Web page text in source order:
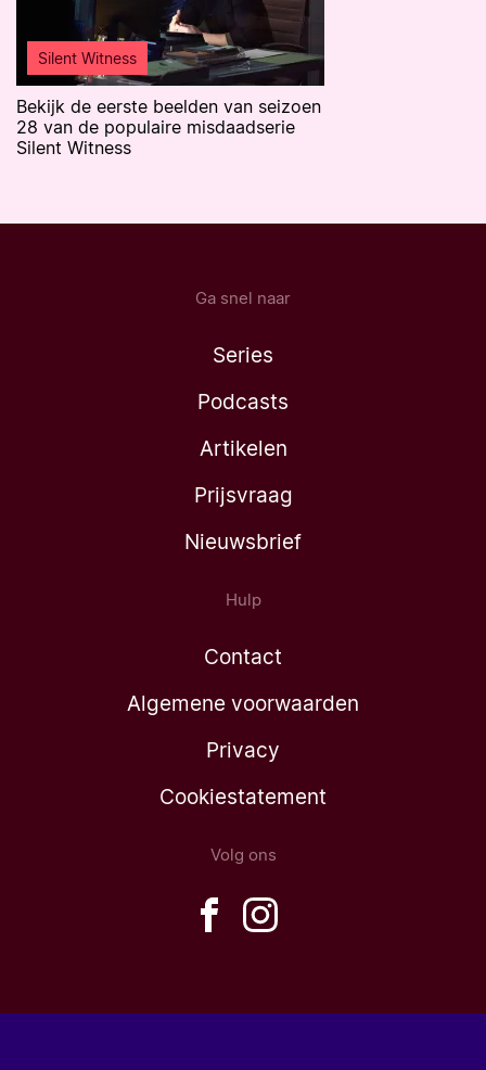
Silent Witness
Bekijk de eerste beelden van seizoen
28 van de populaire misdaadserie
Silent Witness
Ga snel naar
Series
Podcasts
Artikelen
Prijsvraag
Nieuwsbrief
Hulp
Contact
Algemene voorwaarden
Privacy
Cookiestatement
Volg ons